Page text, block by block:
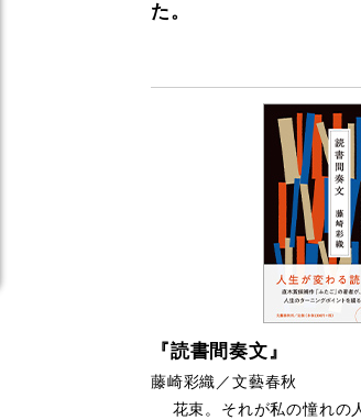
た。
『読書間奏文』
藤崎彩織／文藝春秋
花束。それが私の憧れの